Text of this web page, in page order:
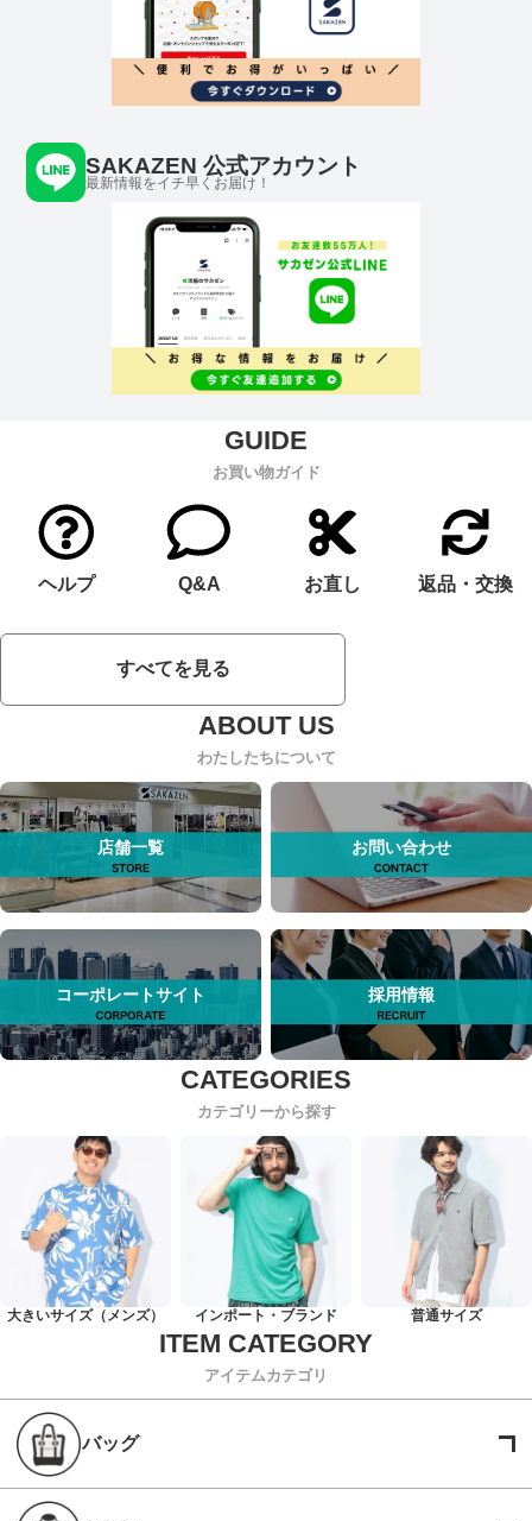
SAKAZEN 公式アカウント
最新情報をイチ早くお届け！
お買い物ガイド
ヘルプ Q&A お直し 返品・交換
すべてを見る
わたしたちについて
店舗一覧 お問い合わせ
コーポレートサイト 採用情報
カテゴリーから探す
大きいサイズ（メンズ） インポート・ブランド 普通サイズ
アイテムカテゴリ
バッグ